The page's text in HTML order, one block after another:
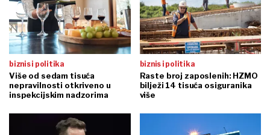
biznis i politika
Više od sedam tisuća
nepravilnosti otkriveno u
inspekcijskim nadzorima
biznis i politika
Raste broj zaposlenih: HZMO
bilježi 14 tisuća osiguranika
više